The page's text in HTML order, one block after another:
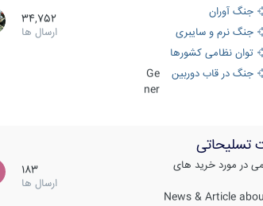
جنگ آوران
جنگ نرم و سایبری
توان نظامی کشورها
جنگ در قاب دوربین
Ge
ner
34,752
ارسال ها
تسلیحاتی
در مورد خرید های
News & Article
183
ارسال ها